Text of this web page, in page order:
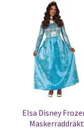
Elsa Disney
Maskerraddräkt